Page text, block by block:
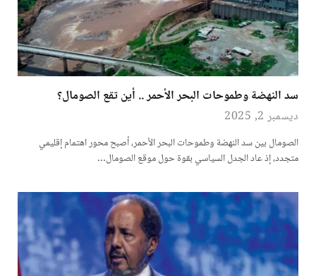
سد النهضة وطموحات البحر الأحمر .. أين تقع الصومال؟
ديسمبر 2, 2025
الصومال بين سد النهضة وطموحات البحر الأحمر، أصبح محور اهتمام إقليمي
متجدد، إذ عاد الجدل السياسي بقوة حول موقع الصومال…